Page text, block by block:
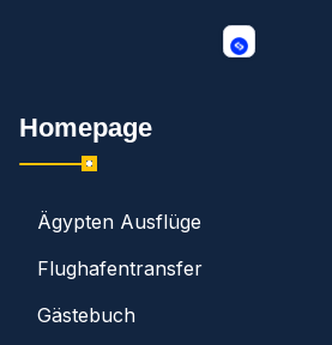
Homepage
Ägypten Ausflüge
Flughafentransfer
Gästebuch